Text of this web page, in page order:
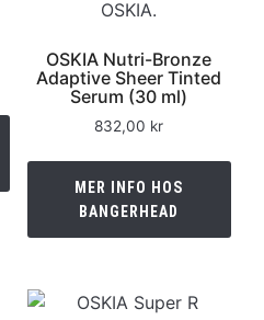
OSKIA Nutri-Bronze
Adaptive Sheer Tinted
Serum (30 ml)
832,00 kr
MER INFO HOS
BANGERHEAD